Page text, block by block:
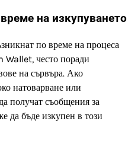
на изкупуването
по време на процеса
Wallet, често поради
на сървъра. Ако
натоварване или
получат съобщения за
да бъде изкупен в този